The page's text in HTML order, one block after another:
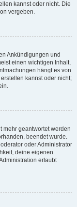
kannst oder nicht. Die
vergeben.
Ankündigungen und
einen wichtigen Inhalt,
hängt es von
kannst oder nicht;
mehr geantwortet werden
beendet wurde.
oder Administrator
deine eigenen
erlaubt